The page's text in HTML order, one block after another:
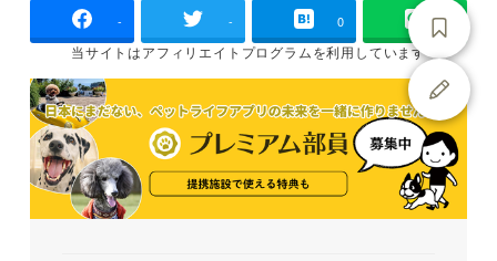
- - 0
当サイトはアフィリエイトプログラムを利用しています